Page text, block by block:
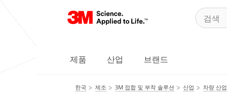
제품 산업 브랜드
한국 제조 3M 접합 및 부착 솔루션 산업 차량 산업